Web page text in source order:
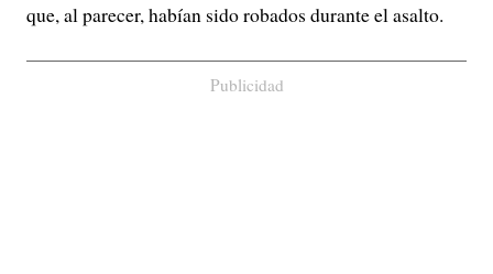
que, al parecer, habían sido robados durante el asalto.
Publicidad